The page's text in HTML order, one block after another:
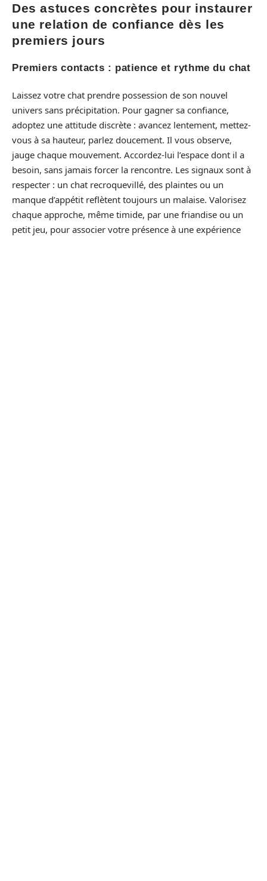
Des astuces concrètes pour instaurer
une relation de confiance dès les
premiers jours
Premiers contacts : patience et rythme du chat
Laissez votre chat prendre possession de son nouvel
univers sans précipitation. Pour gagner sa confiance,
adoptez une attitude discrète : avancez lentement, mettez-
vous à sa hauteur, parlez doucement. Il vous observe,
jauge chaque mouvement. Accordez-lui l’espace dont il a
besoin, sans jamais forcer la rencontre. Les signaux sont à
respecter : un chat recroquevillé, des plaintes ou un
manque d’appétit reflètent toujours un malaise. Valorisez
chaque approche, même timide, par une friandise ou un
petit jeu, pour associer votre présence à une expérience